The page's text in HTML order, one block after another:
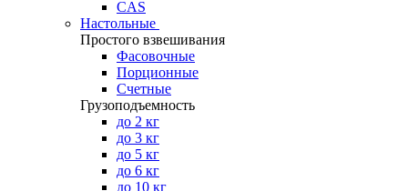
CAS
Настольные
Простого взвешивания
Фасовочные
Порционные
Счетные
Грузоподъемность
до 2 кг
до 3 кг
до 5 кг
до 6 кг
до 10 кг